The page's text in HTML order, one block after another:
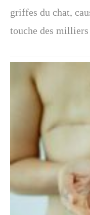
griffes du chat,
touche des